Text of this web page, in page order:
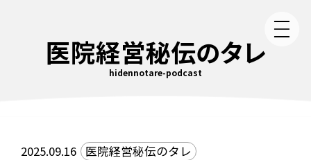
医院経営秘伝のタレ
hidennotare-podcast
2025.09.16 医院経営秘伝のタレ